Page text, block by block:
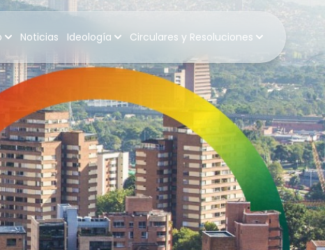
Noticias Ideología Circulares y Resoluciones